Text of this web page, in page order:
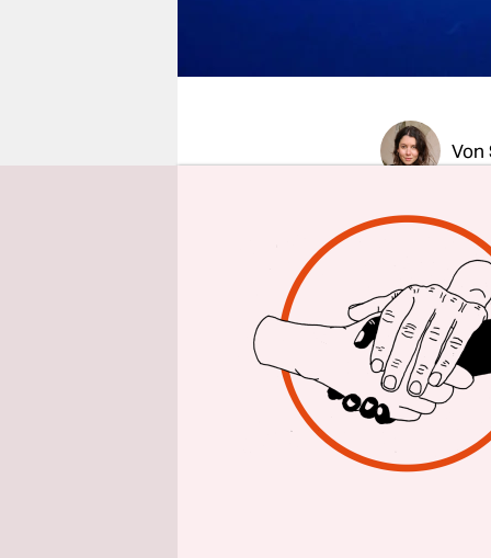
epaper login
Von
Dollar
soll es gar
und
und
Da das
– werden